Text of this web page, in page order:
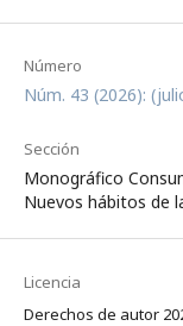
Número
Núm. 43 (2026):
Sección
Monográfico
Nuevos hábitos de
Licencia
Derechos de autor